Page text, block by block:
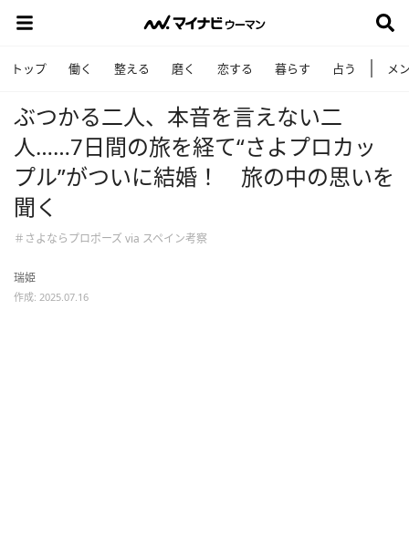
トップ 働く 整える 磨く 恋する 暮らす 占う メ
ぶつかる二人、本音を言えない二
人……7日間の旅を経て“さよプロカッ
プル”がついに結婚！ 旅の中の思いを
聞く
＃さよならプロポーズ via スペイン考察
瑞姫
作成: 2025.07.16